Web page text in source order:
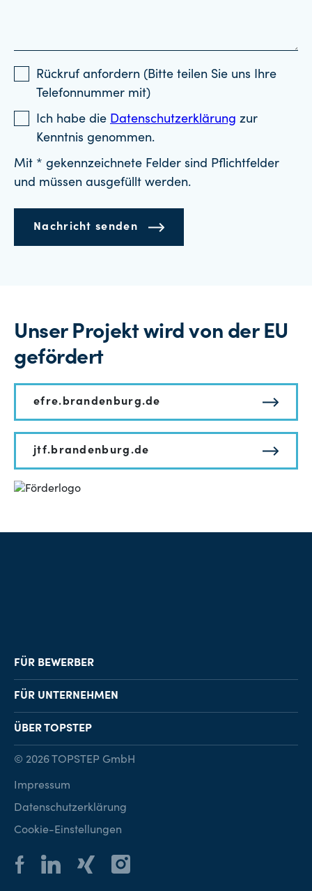
Rückruf anfordern (Bitte teilen Sie uns Ihre
Telefonnummer mit)
Ich habe die Datenschutzerklärung zur
Kenntnis genommen.
Mit * gekennzeichnete Felder sind Pflichtfelder
und müssen ausgefüllt werden.
Nachricht senden
Unser Projekt wird von der EU
gefördert
efre.brandenburg.de
jtf.brandenburg.de
FÜR BEWERBER
Job-Finder
Karriereberatung
FÜR UNTERNEHMEN
Personalvermittlung
Personalsuche
ÜBER TOPSTEP
Kontakt
© 2026 TOPSTEP GmbH
Impressum
Datenschutzerklärung
Cookie-Einstellungen